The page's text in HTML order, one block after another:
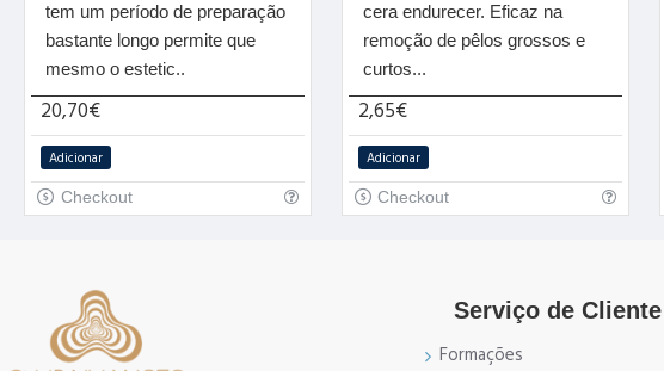
tem um período de preparação
bastante longo permite que
mesmo o estetic..
20,70€
Adicionar
Checkout
cera endurecer. Eficaz na
remoção de pêlos grossos e
curtos...
2,65€
Adicionar
Checkout
Serviço de
Formações